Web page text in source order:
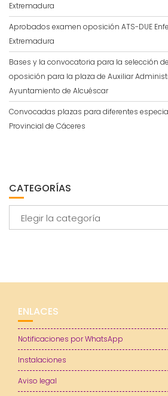
Extremadura
Aprobados examen oposición ATS-DUE
Extremadura
Bases y la convocatoria para la selección
oposición para la plaza de Auxiliar
Ayuntamiento de Alcuéscar
Convocadas plazas para diferentes
Provincial de Cáceres
CATEGORÍAS
ENLACES
Notificaciones por WhatsApp
Instalaciones
Aviso legal